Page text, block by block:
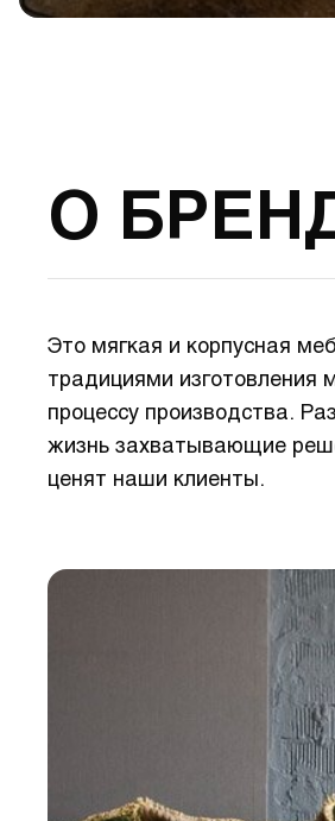
О
Это мягкая и корпусная
традициями изготовления
процессу производства.
жизнь захватывающие
ценят наши клиенты.